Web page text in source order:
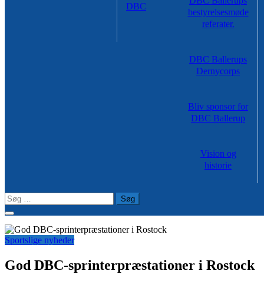
DBC
bestyrelsesmøde
referater.
DBC Ballerups
Dernycorps
Bliv sponsor for
DBC Ballerup
Vision og
historie
Søg
efter:
Sportslige nyheder
God DBC-sprinterpræstationer i Rostock